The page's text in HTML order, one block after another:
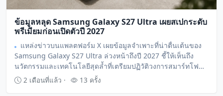
ข้อมูลหลุด Samsung Galaxy S27 Ultra เผยสเปกระดับ
พรีเมียมก่อนเปิดตัวปี 2027
แหล่งข่าวบนแพลตฟอร์ม X เผยข้อมูลจำเพาะที่น่าตื่นเต้นของ
Samsung Galaxy S27 Ultra ล่วงหน้าถึงปี 2027 ชี้ให้เห็นถึง
นวัตกรรมและเทคโนโลยีสุดล้ำที่เตรียมปฏิวัติวงการสมาร์ทโฟน
ระดับแฟล็กชิป พร้อมจอภาพ M16 privacy display ชิปเซ็ต SD 8
Elite Gen 6 Pro และระบบกล้องอันทรงพลัง
2 เดือนที่แล้ว · 13 ครั้ง